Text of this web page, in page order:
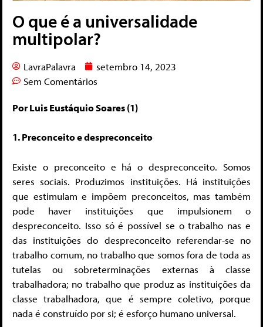
O que é a universalidade
multipolar?
LavraPalavra
setembro 14, 2023
Sem Comentários
Por Luis Eustáquio Soares (1)
1. Preconceito e despreconceito
Existe o preconceito e há o despreconceito. Somos
seres sociais. Produzimos instituições. Há instituições
que estimulam e impõem preconceitos, mas também
pode haver instituições que impulsionem o
despreconceito. Isso só é possível se o trabalho nas e
das instituições do despreconceito referendar-se no
trabalho comum, no trabalho que somos fora de toda as
tutelas ou sobreterminações externas à classe
trabalhadora; no trabalho que produz as instituições da
classe trabalhadora, que é sempre coletivo, porque
nada é construído por si; é esforço humano universal.